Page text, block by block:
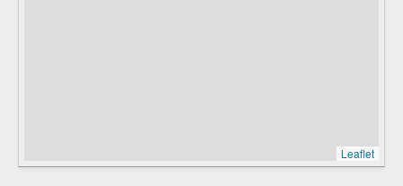
Leaflet